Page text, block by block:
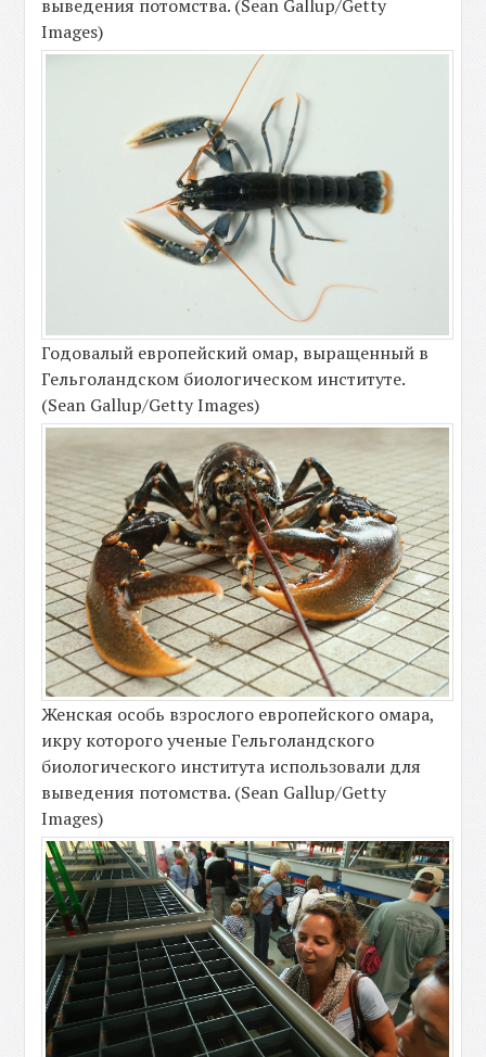
выведения потомства. (Sean Gallup/Getty
Images)
Годовалый европейский омар, выращенный в
Гельголандском биологическом институте.
(Sean Gallup/Getty Images)
Женская особь взрослого европейского омара,
икру которого ученые Гельголандского
биологического института использовали для
выведения потомства. (Sean Gallup/Getty
Images)